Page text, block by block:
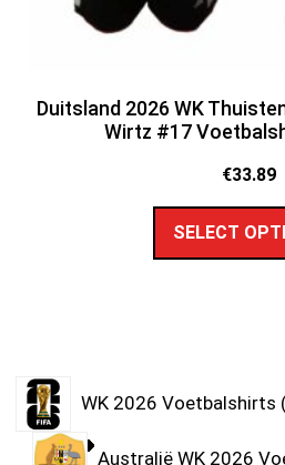
Duitsland 2026 WK
Wirtz #17
€33.89
SELECT
WK 2026 Voetbalshirts
Australië WK 2026